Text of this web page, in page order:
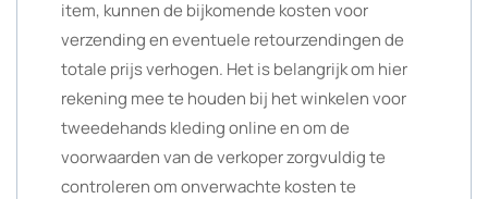
item, kunnen de bijkomende kosten voor
verzending en eventuele retourzendingen de
totale prijs verhogen. Het is belangrijk om hier
rekening mee te houden bij het winkelen voor
tweedehands kleding online en om de
voorwaarden van de verkoper zorgvuldig te
controleren om onverwachte kosten te